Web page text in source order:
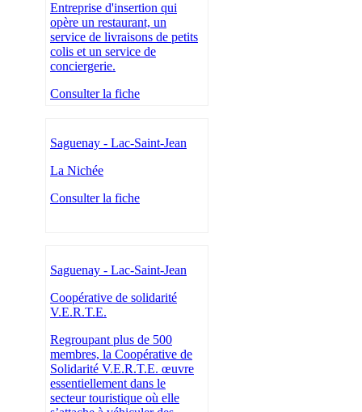
Entreprise d'insertion qui
opère un restaurant, un
service de livraisons de petits
colis et un service de
conciergerie.
Consulter la fiche
Saguenay - Lac-Saint-Jean
La Nichée
Consulter la fiche
Saguenay - Lac-Saint-Jean
Coopérative de solidarité
V.E.R.T.E.
Regroupant plus de 500
membres, la Coopérative de
Solidarité V.E.R.T.E. œuvre
essentiellement dans le
secteur touristique où elle